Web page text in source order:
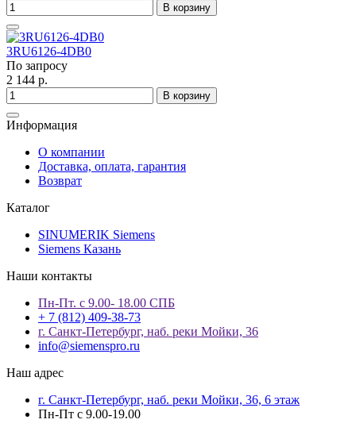
В корзину
3RU6126-4DB0
По запросу
2 144 р.
В корзину
Информация
О компании
Доставка, оплата, гарантия
Возврат
Каталог
SINUMERIK Siemens
Siemens Казань
Наши контакты
Пн-Пт. с 9.00- 18.00 СПБ
+ 7 (812) 409-38-73
г. Санкт-Петербург, наб. реки Мойки, 36
info@siemenspro.ru
Наш адрес
г. Санкт-Петербург, наб. реки Мойки, 36, 6 этаж
Пн-Пт с 9.00-19.00